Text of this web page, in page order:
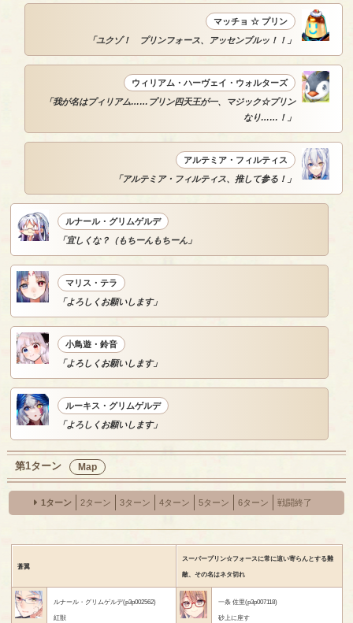
マッチョ ☆ プリン
「ユクゾ！ プリンフォース、アッセンブルッ！！」
ウィリアム・ハーヴェイ・ウォルターズ
「我が名はプィリアム……プリン四天王が一、マジック☆プリン
なり……！」
アルテミア・フィルティス
「アルテミア・フィルティス、推して参る！」
ルナール・グリムゲルデ
「宜しくな？（もちーんもちーん」
マリス・テラ
「よろしくお願いします」
小鳥遊・鈴音
「よろしくお願いします」
ルーキス・グリムゲルデ
「よろしくお願いします」
第1ターン Map
1ターン 2ターン 3ターン 4ターン 5ターン 6ターン 戦闘終了
蒼翼
スーパープリン☆フォースに常に這い寄らんとする難
敵、その名はネタ切れ
ルナール・グリムゲルデ(p3p002562)
紅獣
一条 佐里(p3p007118)
砂上に座す